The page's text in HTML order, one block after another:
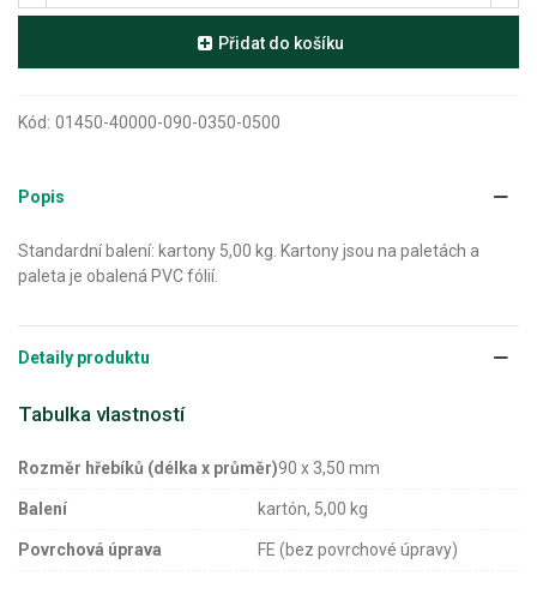
Přidat do košíku
Kód: 01450-40000-090-0350-0500
Popis
Standardní balení: kartony 5,00 kg. Kartony jsou na paletách a
paleta je obalená PVC fólií.
Detaily produktu
Tabulka vlastností
Rozměr hřebíků (délka x průměr)90 x 3,50 mm
Balení kartón, 5,00 kg
Povrchová úprava FE (bez povrchové úpravy)